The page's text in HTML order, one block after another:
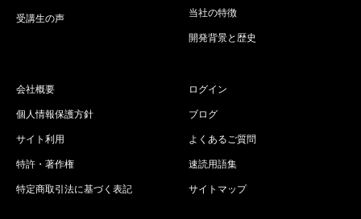
受講生の声 当社の特徴
開発背景と歴史
会社概要
個人情報保護方針
サイト利用
特許・著作権
特定商取引法に基づく表記
ログイン
ブログ
よくあるご質問
速読用語集
サイトマップ